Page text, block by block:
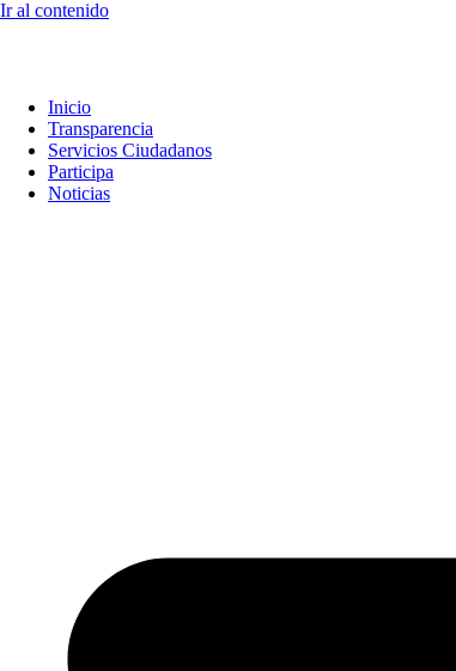
Ir al contenido
Inicio
Transparencia
Servicios Ciudadanos
Participa
Noticias